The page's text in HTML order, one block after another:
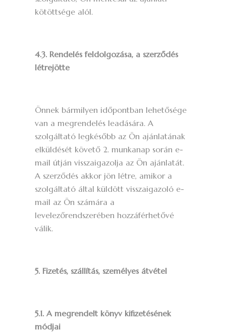
kötöttsége alól.
4.3. Rendelés feldolgozása, a szerződés
létrejötte
Önnek bármilyen időpontban lehetősége
van a megrendelés leadására. A
szolgáltató legkésőbb az Ön ajánlatának
elküldését követő 2. munkanap során e-
mail útján visszaigazolja az Ön ajánlatát.
A szerződés akkor jön létre, amikor a
szolgáltató által küldött visszaigazoló e-
mail az Ön számára a
levelezőrendszerében hozzáférhetővé
válik.
5. Fizetés, szállítás, személyes átvétel
5.1. A megrendelt könyv kifizetésének
módjai